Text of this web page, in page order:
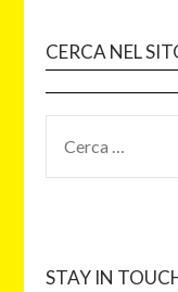
CERCA NEL
STAY IN